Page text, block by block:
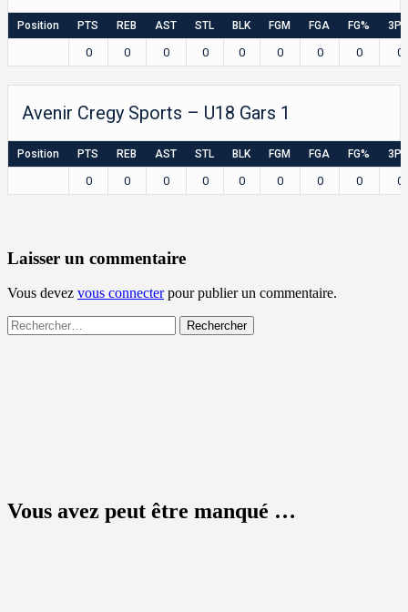
Position PTS REB AST STL BLK FGM FGA FG%
0 0 0 0 0 0 0 0 0
Avenir Cregy Sports – U18 Gars 1
Position PTS REB AST STL BLK FGM FGA FG%
0 0 0 0 0 0 0 0 0
Laisser un commentaire
Vous devez vous connecterpour publier un commentaire.
Rechercher :
Vous avez peut être manqué …